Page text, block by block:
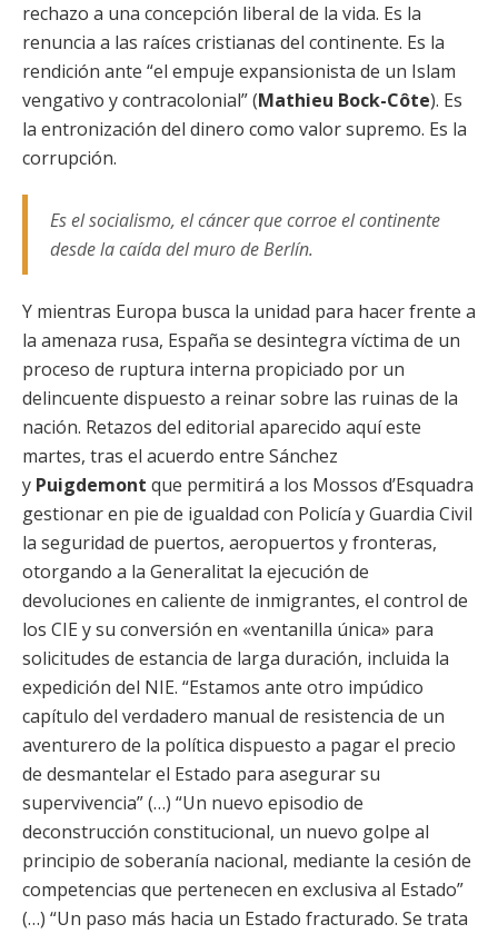
rechazo a una concepción liberal de la vida. Es la
renuncia a las raíces cristianas del continente. Es la
rendición ante “el empuje expansionista de un Islam
vengativo y contracolonial” (Mathieu Bock-Côte). Es
la entronización del dinero como valor supremo. Es la
corrupción.
Es el socialismo, el cáncer que corroe el continente
desde la caída del muro de Berlín.
Y mientras Europa busca la unidad para hacer frente a
la amenaza rusa, España se desintegra víctima de un
proceso de ruptura interna propiciado por un
delincuente dispuesto a reinar sobre las ruinas de la
nación. Retazos del editorial aparecido aquí este
martes, tras el acuerdo entre Sánchez
y Puigdemont que permitirá a los Mossos d’Esquadra
gestionar en pie de igualdad con Policía y Guardia Civil
la seguridad de puertos, aeropuertos y fronteras,
otorgando a la Generalitat la ejecución de
devoluciones en caliente de inmigrantes, el control de
los CIE y su conversión en «ventanilla única» para
solicitudes de estancia de larga duración, incluida la
expedición del NIE. “Estamos ante otro impúdico
capítulo del verdadero manual de resistencia de un
aventurero de la política dispuesto a pagar el precio
de desmantelar el Estado para asegurar su
supervivencia” (…) “Un nuevo episodio de
deconstrucción constitucional, un nuevo golpe al
principio de soberanía nacional, mediante la cesión de
competencias que pertenecen en exclusiva al Estado”
(…) “Un paso más hacia un Estado fracturado. Se trata